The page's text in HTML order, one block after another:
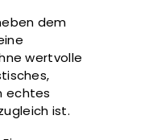
dem
wertvolle
echtes
ist.